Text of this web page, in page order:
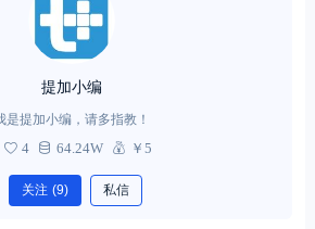
提加小编
是提加小编，请多指教！
4 64.24W ￥5
关注 (9) 私信